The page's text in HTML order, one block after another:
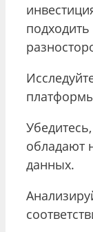
обладают
данных.